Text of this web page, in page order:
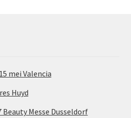
mei Valencia
Huyd
Beauty Messe Dusseldorf